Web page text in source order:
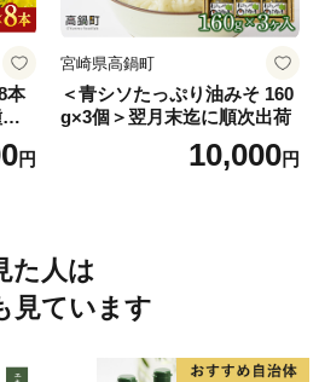
本
円
宮崎県高鍋町
＜青シソたっぷり油みそ 160
g×3個＞翌月末迄に順次出荷
10,000円
た人は
見ています